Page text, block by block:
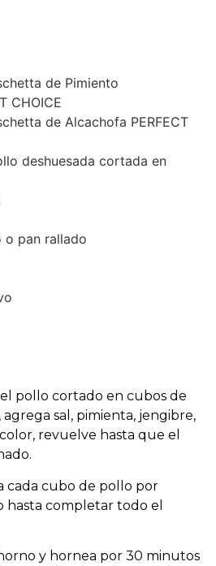
de Pimiento
CHOICE
de Alcachofa PERFECT
deshuesada cortada en
o pan rallado
pollo cortado en cubos de
sal, pimienta, jengibre,
revuelve hasta que el
cada cubo de pollo por
hasta completar todo el
y hornea por 30 minutos